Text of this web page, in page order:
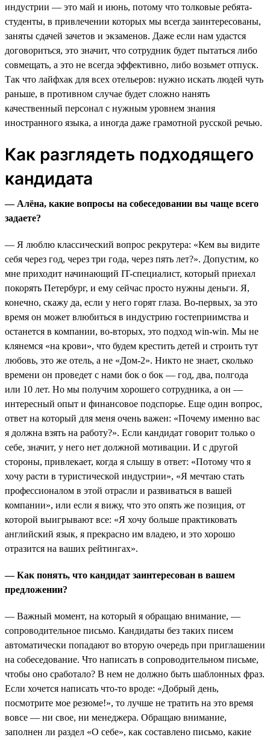
индустрии — это май и июнь, потому что толковые ребята-
студенты, в привлечении которых мы всегда заинтересованы,
заняты сдачей зачетов и экзаменов. Даже если нам удастся
договориться, это значит, что сотрудник будет пытаться либо
совмещать, а это не всегда эффективно, либо возьмет отпуск.
Так что лайфхак для всех отельеров: нужно искать людей чуть
раньше, в противном случае будет сложно нанять
качественный персонал с нужным уровнем знания
иностранного языка, а иногда даже грамотной русской речью.
Как разглядеть подходящего
кандидата
— Алёна, какие вопросы на собеседовании вы чаще всего
задаете?
— Я люблю классический вопрос рекрутера: «Кем вы видите
себя через год, через три года, через пять лет?». Допустим, ко
мне приходит начинающий IT-специалист, который приехал
покорять Петербург, и ему сейчас просто нужны деньги. Я,
конечно, скажу да, если у него горят глаза. Во-первых, за это
время он может влюбиться в индустрию гостеприимства и
останется в компании, во-вторых, это подход win-win. Мы не
клянемся «на крови», что будем крестить детей и строить тут
любовь, это же отель, а не «Дом-2». Никто не знает, сколько
времени он проведет с нами бок о бок — год, два, полгода
или 10 лет. Но мы получим хорошего сотрудника, а он —
интересный опыт и финансовое подспорье. Еще один вопрос,
ответ на который для меня очень важен: «Почему именно вас
я должна взять на работу?». Если кандидат говорит только о
себе, значит, у него нет должной мотивации. И с другой
стороны, привлекает, когда я слышу в ответ: «Потому что я
хочу расти в туристической индустрии», «Я мечтаю стать
профессионалом в этой отрасли и развиваться в вашей
компании», или если я вижу, что это опять же позиция, от
которой выигрывают все: «Я хочу больше практиковать
английский язык, я прекрасно им владею, и это хорошо
отразится на ваших рейтингах».
— Как понять, что кандидат заинтересован в вашем
предложении?
— Важный момент, на который я обращаю внимание, —
сопроводительное письмо. Кандидаты без таких писем
автоматически попадают во вторую очередь при приглашении
на собеседование. Что написать в сопроводительном письме,
чтобы оно сработало? В нем не должно быть шаблонных фраз.
Если хочется написать что-то вроде: «Добрый день,
посмотрите мое резюме!», то лучше не тратить на это время
вовсе — ни свое, ни менеджера. Обращаю внимание,
заполнен ли раздел «О себе», как составлено письмо, какие